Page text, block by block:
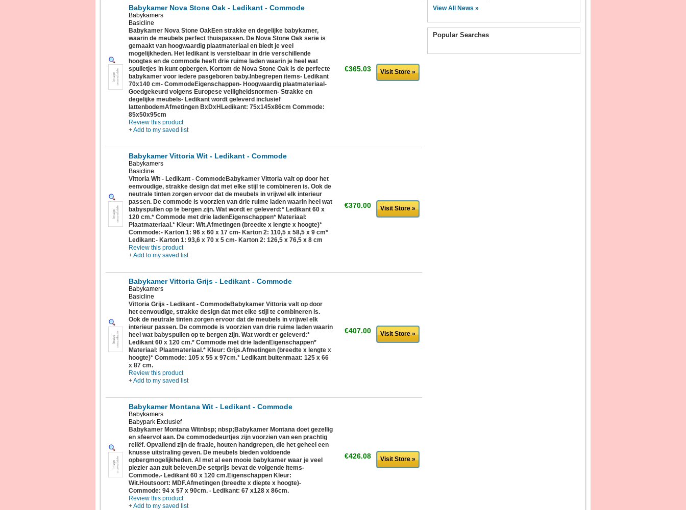
Babykamer Nova Stone Oak - Ledikant - Commode
Babykamers
Basicline
Babykamer Nova Stone OakEen strakke en degelijke babykamer,
waarin de meubels perfect thuispassen. De Nova Stone Oak serie is
gemaakt van hoogwaardig plaatmateriaal en biedt je veel
mogelijkheden. Het ledikant is verstelbaar in drie verschillende
hoogtes en de commode heeft drie ruime laden waarin je heel wat
spulletjes in kunt opbergen. Kortom de Nova Stone Oak is de perfecte
babykamer voor iedere pasgeboren baby.Inbegrepen items- Ledikant
70x140 cm- CommodeEigenschappen- Hoogwaardig plaatmateriaal-
Goedgekeurd volgens Europese veiligheidsnormen- Strakke en
degelijke meubels- Ledikant wordt geleverd inclusief
lattenbodemAfmetingen BxDxHLedikant: 75x145x86cm Commode:
85x50x95cm
Review this product
+ Add to my saved list
€365.03 Visit Store »
Babykamer Vittoria Wit - Ledikant - Commode
Babykamers
Basicline
Vittoria Wit - Ledikant - CommodeBabykamer Vittoria valt op door het
eenvoudige, strakke design dat met elke stijl te combineren is. Ook de
neutrale tinten zorgen ervoor dat de meubels in vrijwel elk interieur
passen. De commode is voorzien van drie ruime laden waarin heel wat
babyspullen op te bergen zijn. Wat wordt er geleverd:* Ledikant 60 x
120 cm.* Commode met drie ladenEigenschappen* Materiaal:
Plaatmateriaal.* Kleur: Wit.Afmetingen (breedte x lengte x hoogte)*
Commode:- Karton 1: 96 x 60 x 17 cm- Karton 2: 110,5 x 58,5 x 9 cm*
Ledikant:- Karton 1: 93,6 x 70 x 5 cm- Karton 2: 126,5 x 76,5 x 8 cm
Review this product
+ Add to my saved list
€370.00 Visit Store »
Babykamer Vittoria Grijs - Ledikant - Commode
Babykamers
Basicline
Vittoria Grijs - Ledikant - CommodeBabykamer Vittoria valt op door
het eenvoudige, strakke design dat met elke stijl te combineren is.
Ook de neutrale tinten zorgen ervoor dat de meubels in vrijwel elk
interieur passen. De commode is voorzien van drie ruime laden waarin
heel wat babyspullen op te bergen zijn. Wat wordt er geleverd:*
Ledikant 60 x 120 cm.* Commode met drie ladenEigenschappen*
Materiaal: Plaatmateriaal.* Kleur: Grijs.Afmetingen (breedte x lengte x
hoogte)* Commode: 105 x 55 x 97cm.* Ledikant buitenmaat: 125 x 66
x 87 cm.
Review this product
+ Add to my saved list
€407.00 Visit Store »
Babykamer Montana Wit - Ledikant - Commode
Babykamers
Babypark Exclusief
Babykamer Montana Witnbsp; nbsp;Babykamer Montana doet gezellig
en sfeervol aan. De commodedeurtjes zijn voorzien van een prachtig
reliëf. Opvallend zijn de fraaie, houten handgrepen, die het geheel een
knusse uitstraling geven. De meubels bieden voldoende
opbergmogelijkheden. Al met al een mooie babykamer waar je veel
plezier aan zult beleven.De setprijs bevat de volgende items-
Commode.- Ledikant 60 x 120 cm.Eigenschappen Kleur:
Wit.Houtsoort: MDF.Afmetingen (breedte x diepte x hoogte)-
Commode: 94 x 57 x 90cm. - Ledikant: 67 x128 x 86cm.
Review this product
+ Add to my saved list
€426.08 Visit Store »
View All News »
Popular Searches